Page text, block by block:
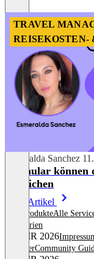
TRAVEL
REISEKOSTEN-
Esmeralda Sanchez
Formular
einreichen
Mehr Artikel
Alle ProdukteAlle
Kategorien
© OMR 2026
AnbieterCommunity